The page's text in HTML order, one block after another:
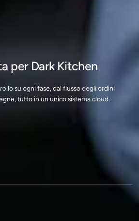
per Dark Kitchen
su ogni fase, dal flusso degli ordini
tutto in un unico sistema cloud.